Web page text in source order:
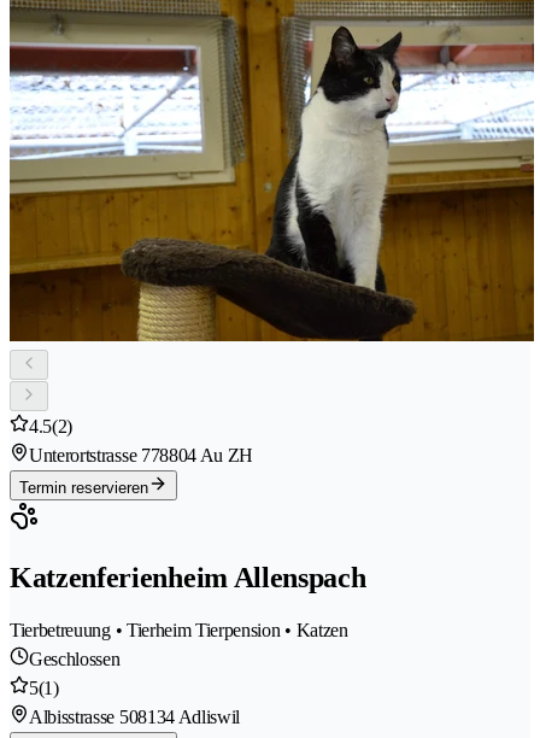
4.5(2)
Unterortstrasse 778804 Au ZH
Termin reservieren
Katzenferienheim Allenspach
Tierbetreuung • Tierheim Tierpension • Katzen
Geschlossen
5(1)
Albisstrasse 508134 Adliswil